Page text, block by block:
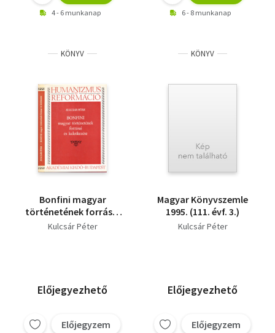
4 - 6 munkanap 6 - 8 munkanap
KÖNYV
Bonfini magyar
történetének forrásai
és keletkezése
Kulcsár Péter
Előjegyezhető
Előjegyzem
KÖNYV
Magyar Könyvszemle
1995. (111. évf. 3.)
Kulcsár Péter
Előjegyezhető
Előjegyzem